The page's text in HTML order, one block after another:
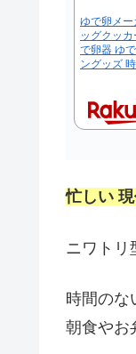
ゆで卵メー
ッグクッ
で卵器 ゆ
ングッズ
忙しい
ニワトリ
時間のな
朝食やお